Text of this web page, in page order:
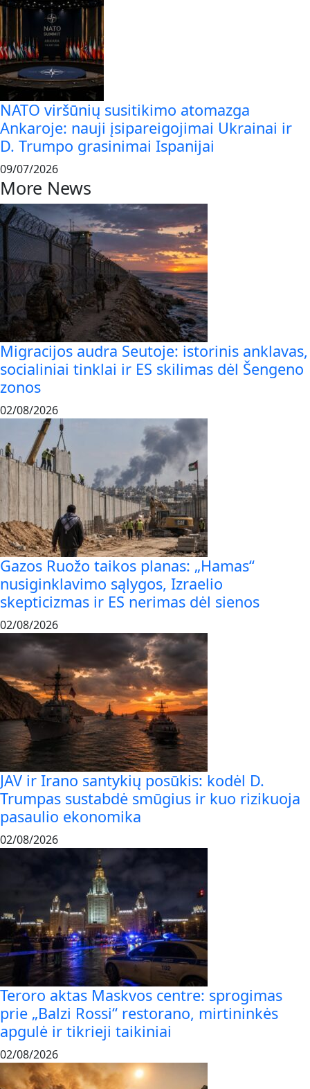
NATO viršūnių susitikimo atomazga
Ankaroje: nauji įsipareigojimai Ukrainai ir
D. Trumpo grasinimai Ispanijai
09/07/2026
More News
Migracijos audra Seutoje: istorinis anklavas,
socialiniai tinklai ir ES skilimas dėl Šengeno
zonos
02/08/2026
Gazos Ruožo taikos planas: „Hamas“
nusiginklavimo sąlygos, Izraelio
skepticizmas ir ES nerimas dėl sienos
02/08/2026
JAV ir Irano santykių posūkis: kodėl D.
Trumpas sustabdė smūgius ir kuo rizikuoja
pasaulio ekonomika
02/08/2026
Teroro aktas Maskvos centre: sprogimas
prie „Balzi Rossi“ restorano, mirtininkės
apgulė ir tikrieji taikiniai
02/08/2026